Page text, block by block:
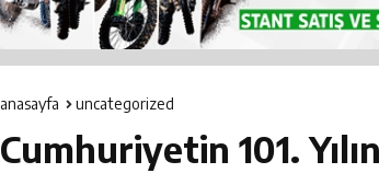
23:17 AFYON CEZAEVİ
20:07 Vali Aktaş ve
22:35 Afyonkarahisar’da
anasayfa uncategorized
Cumhuriyetin 101.